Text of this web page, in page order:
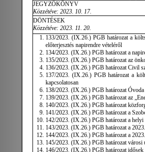
JEGYZŐKÖNYV
Közzétéve: 2023. 10. 17.
DÖNTÉSEK
Közzétéve: 2023. 11. 20.
133/2023. (IX.26.) PGB határozat a
előterjesztés napirendre vételéről
134/2023. (IX.26.) PGB határozat a
135/2023. (IX.26.) PGB határozat az
136/2023. (IX.26.) PGB határozat Civil
137/2023. (IX.26.) PGB határozat a
kapcsolatosan
138/2023. (IX.26.) PGB határozat
139/2023. (IX.26.) PGB határozat az
140/2023. (IX.26.) PGB határozat
141/2023. (IX.26.) PGB határozat a
142/2023. (IX.26.) PGB határozat a helyi
143/2023. (IX.26.) PGB határozat a
144/2023. (IX.26.) PGB határozat a
145/2023. (IX.26.) PGB határozat városi
146/2023. (IX.26.) PGB határozat idősek